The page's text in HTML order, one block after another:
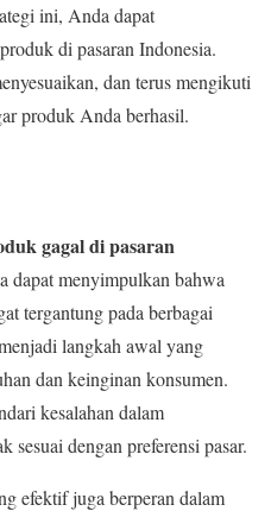
ini, Anda dapat
di pasaran Indonesia.
dan terus mengikuti
produk Anda berhasil.
gagal di pasaran
dapat menyimpulkan bahwa
tergantung pada berbagai
langkah awal yang
dan keinginan konsumen.
kesalahan dalam
sesuai dengan preferensi pasar.
efektif juga berperan dalam